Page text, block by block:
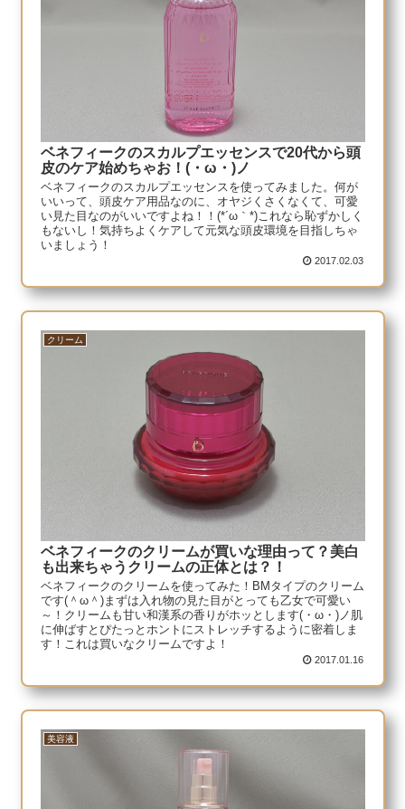
ベネフィークのスカルプエッセンスで20代から頭
皮のケア始めちゃお！(・ω・)ノ
ベネフィークのスカルプエッセンスを使ってみました。何が
いいって、頭皮ケア用品なのに、オヤジくさくなくて、可愛
い見た目なのがいいですよね！！(*´ω｀*)これなら恥ずかしく
もないし！気持ちよくケアして元気な頭皮環境を目指しちゃ
いましょう！
2017.02.03
クリーム
ベネフィークのクリームが買いな理由って？美白
も出来ちゃうクリームの正体とは？！
ベネフィークのクリームを使ってみた！BMタイプのクリーム
です(＾ω＾)まずは入れ物の見た目がとっても乙女で可愛い
～！クリームも甘い和漢系の香りがホッとします(・ω・)ノ肌
に伸ばすとぴたっとホントにストレッチするように密着しま
す！これは買いなクリームですよ！
2017.01.16
美容液